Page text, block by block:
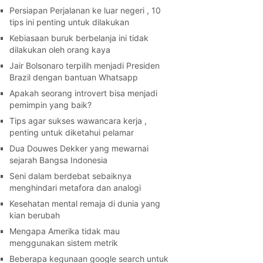
Persiapan Perjalanan ke luar negeri , 10
tips ini penting untuk dilakukan
Kebiasaan buruk berbelanja ini tidak
dilakukan oleh orang kaya
Jair Bolsonaro terpilih menjadi Presiden
Brazil dengan bantuan Whatsapp
Apakah seorang introvert bisa menjadi
pemimpin yang baik?
Tips agar sukses wawancara kerja ,
penting untuk diketahui pelamar
Dua Douwes Dekker yang mewarnai
sejarah Bangsa Indonesia
Seni dalam berdebat sebaiknya
menghindari metafora dan analogi
Kesehatan mental remaja di dunia yang
kian berubah
Mengapa Amerika tidak mau
menggunakan sistem metrik
Beberapa kegunaan google search untuk